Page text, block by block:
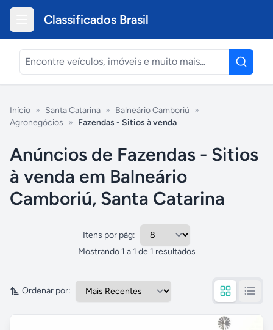
Classificados Brasil
Início » Santa Catarina » Balneário Camboriú »
Agronegócios » Fazendas - Sitios à venda
Anúncios de Fazendas - Sitios
à venda em Balneário
Camboriú, Santa Catarina
Itens por pág:
Mostrando 1 a 1 de 1 resultados
Ordenar por: